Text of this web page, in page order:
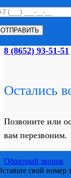
8 (8652) 93-51-51
Остались
Позвоните или
вам перезвоним.
Обратный звонок
свой